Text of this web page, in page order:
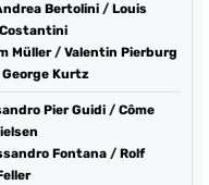
Bertolini / Louis
Müller/ Valentin Pierburg
George Kurtz
Pier Guidi / Côme
Fontana / Rolf